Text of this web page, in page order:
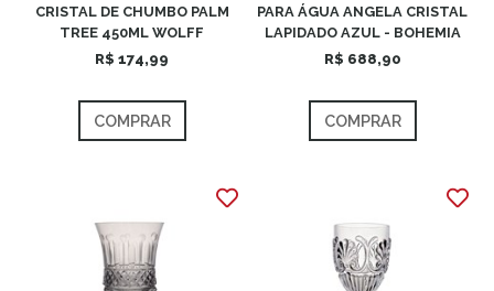
CRISTAL DE CHUMBO PALM
TREE 450ML WOLFF
R$ 174,99
COMPRAR
PARA ÁGUA ANGELA CRISTAL
LAPIDADO AZUL - BOHEMIA
R$ 688,90
COMPRAR